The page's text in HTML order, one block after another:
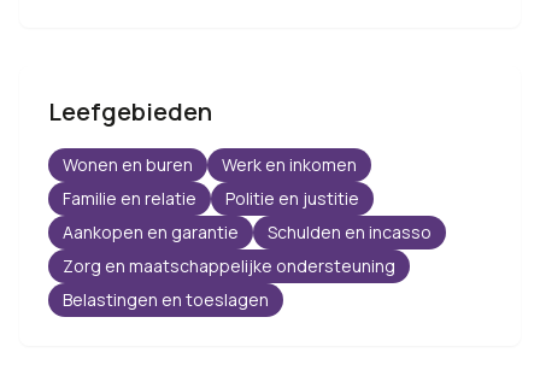
Leefgebieden
Wonen en buren
Werk en inkomen
Familie en relatie
Politie en justitie
Aankopen en garantie
Schulden en incasso
Zorg en maatschappelijke ondersteuning
Belastingen en toeslagen